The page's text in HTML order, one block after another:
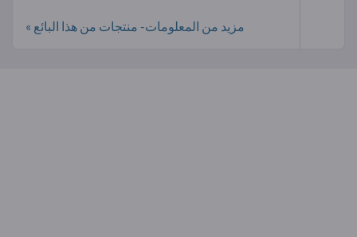
مزيد من المعلومات- منتجات من هذا البائع »